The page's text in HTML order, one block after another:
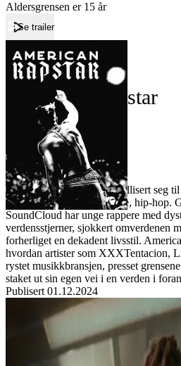
Aldersgrensen er 15 år
Se trailer
ForsideAmerican Rapstar
American Rapstar
Forfatter:
Leverandør:
Norgesfilm AS
Lisens:
En helt ny fure har utkrystallisert seg
mer populær enn noensinne, hip-hop.
SoundCloud har unge rappere med
verdensstjerner, sjokkert omverdenen
forherliget en dekadent livsstil.
hvordan artister som XXXTentacion,
rystet musikkbransjen, presset
staket ut sin egen vei i en verden i
Publisert 01.12.2024